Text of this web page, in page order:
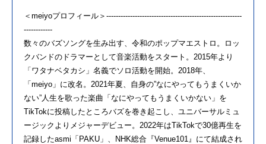
＜meiyoプロフィール＞---------------------------------------------------------
------------
数々のバズソングを生み出す、令和のポップマエストロ。ロッ
クバンドのドラマーとして音楽活動をスタート。2015年より
「ワタナベタカシ」名義でソロ活動を開始。2018年、
「meiyo」に改名。2021年夏、自身の”なにやってもうまくいか
ない”人生を歌った楽曲「なにやってもうまくいかない」を
TikTokに投稿したところバズを巻き起こし、ユニバーサルミュ
ージックよりメジャーデビュー。2022年はTikTokで30億再生を
記録したasmi「PAKU」、NHK総合『Venue101』にて結成され